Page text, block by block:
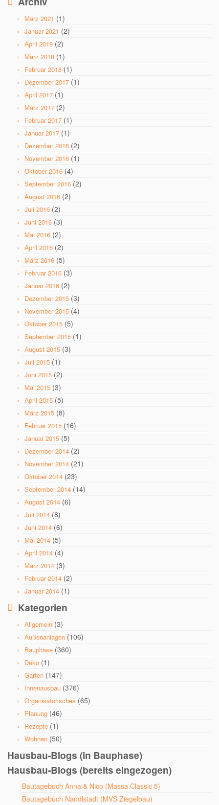
März 2021 (1)
Januar 2021 (2)
April 2019 (2)
März 2018 (1)
Februar 2018 (1)
Dezember 2017 (1)
April 2017 (1)
März 2017 (2)
Februar 2017 (1)
Januar 2017 (1)
Dezember 2016 (2)
November 2016 (1)
Oktober 2016 (4)
September 2016 (2)
August 2016 (2)
Juli 2016 (2)
Juni 2016 (3)
Mai 2016 (2)
April 2016 (2)
März 2016 (5)
Februar 2016 (3)
Januar 2016 (2)
Dezember 2015 (3)
November 2015 (4)
Oktober 2015 (5)
September 2015 (1)
August 2015 (3)
Juli 2015 (1)
Juni 2015 (2)
Mai 2015 (3)
April 2015 (5)
März 2015 (8)
Februar 2015 (16)
Januar 2015 (5)
Dezember 2014 (2)
November 2014 (21)
Oktober 2014 (23)
September 2014 (14)
August 2014 (6)
Juli 2014 (8)
Juni 2014 (6)
Mai 2014 (5)
April 2014 (4)
März 2014 (3)
Februar 2014 (2)
Januar 2014 (1)
Kategorien
Allgemein (3)
Außenanlagen (106)
Bauphase (360)
Deko (1)
Garten (147)
Innenausbau (376)
Organisatorisches (65)
Planung (46)
Rezepte (1)
Wohnen (50)
Hausbau-Blogs (in Bauphase)
Hausbau-Blogs (bereits eingezogen)
Bautagebuch Anna & Nico (Massa Classic 5)
Bautagebuch Nandlstadt (MVS Ziegelbau)